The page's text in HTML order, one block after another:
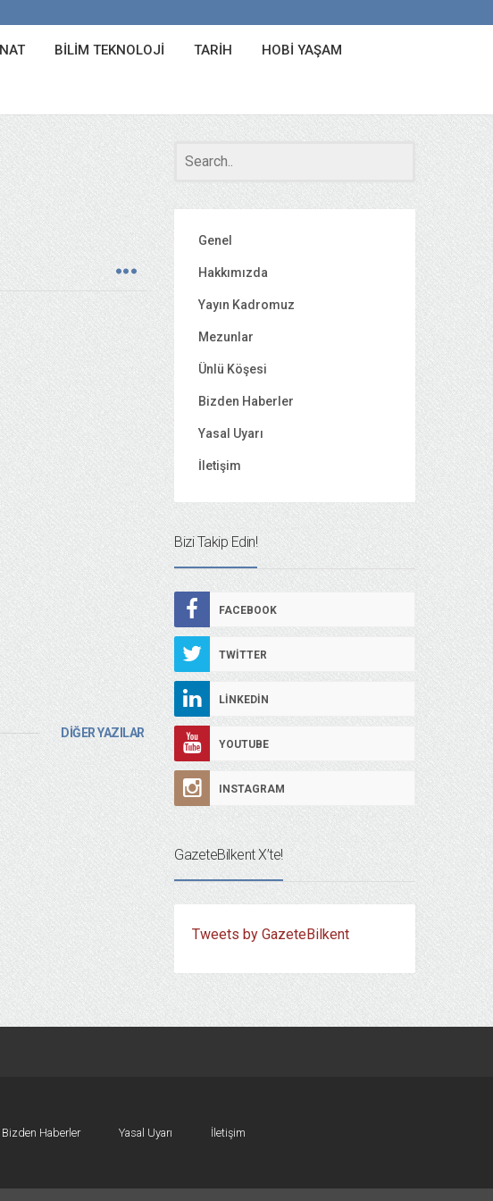
BILIM TEKNOLOJI TARIH HOBI YAŞAM
DİĞER YAZILAR
Genel
Hakkımızda
Yayın Kadromuz
Mezunlar
Ünlü Köşesi
Bizden Haberler
Yasal Uyarı
İletişim
Bizi Takip Edin!
FACEBOOK
TWITTER
LINKEDIN
YOUTUBE
INSTAGRAM
GazeteBilkent X’te!
Tweets by GazeteBilkent
Bizden Haberler Yasal Uyarı İletişim